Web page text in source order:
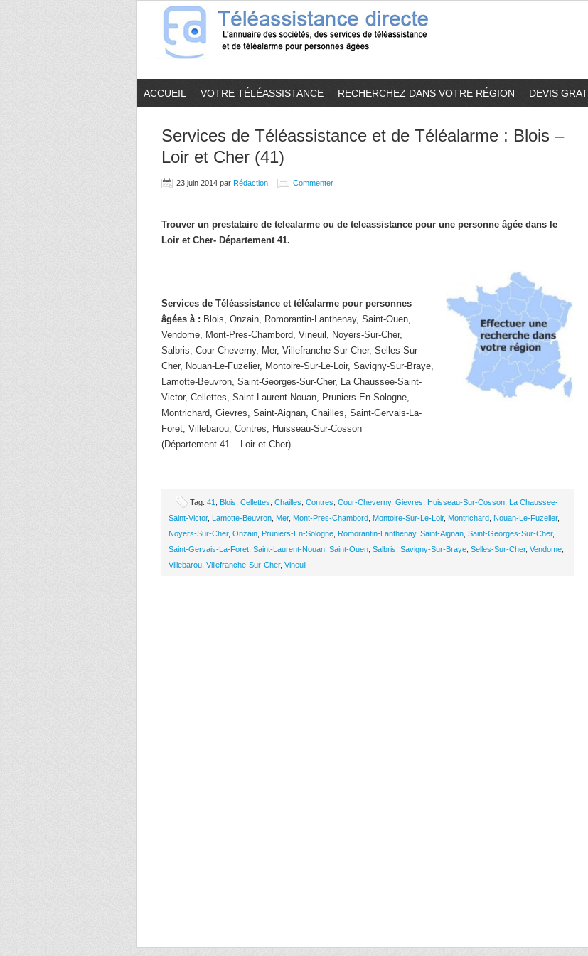
ACCUEIL VOTRE TÉLÉASSISTANCE RECHERCHEZ DANS VOTRE RÉGION DEVIS
Services de Téléassistance et de Téléalarme : Blois –
Loir et Cher (41)
23 juin 2014 par Rédaction Commenter
Trouver un prestataire de telealarme ou de teleassistance pour une personne âgée dans le
Loir et Cher- Département 41.
Services de Téléassistance et téléalarme pour personnes
âgées à : Blois, Onzain, Romorantin-Lanthenay, Saint-Ouen,
Vendome, Mont-Pres-Chambord, Vineuil, Noyers-Sur-Cher,
Salbris, Cour-Cheverny, Mer, Villefranche-Sur-Cher, Selles-Sur-
Cher, Nouan-Le-Fuzelier, Montoire-Sur-Le-Loir, Savigny-Sur-Braye,
Lamotte-Beuvron, Saint-Georges-Sur-Cher, La Chaussee-Saint-
Victor, Cellettes, Saint-Laurent-Nouan, Pruniers-En-Sologne,
Montrichard, Gievres, Saint-Aignan, Chailles, Saint-Gervais-La-
Foret, Villebarou, Contres, Huisseau-Sur-Cosson
(Département 41 – Loir et Cher)
Tag: 41 Blois Cellettes Chailles Contres Cour-Cheverny, Gievres Huisseau-Sur-Cosson La Chaussee-
Saint-Victor, Lamotte-Beuvron Mer, Mont-Pres-Chambord Montoire-Sur-Le-Loir, Montrichard Nouan-Le-Fuzelier,
Noyers-Sur-Cher, Onzain Pruniers-En-Sologne Romorantin-Lanthenay, Saint-Aignan Saint-Georges-Sur-Cher,
Saint-Gervais-La-Foret Saint-Laurent-Nouan Saint-Ouen Salbris Savigny-Sur-Braye Selles-Sur-Cher, Vendome
Villebarou Villefranche-Sur-Cher, Vineuil